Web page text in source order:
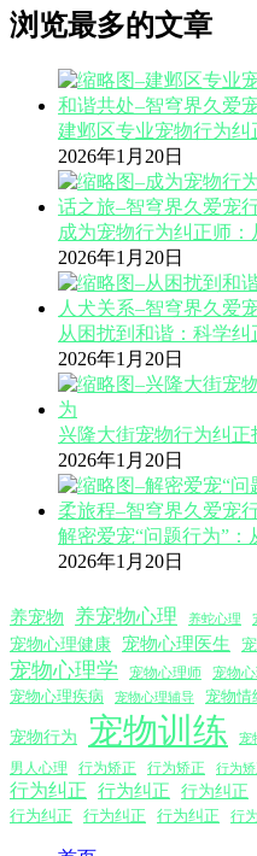
浏览最多的文章
建邺区专业宠物行为
2026年1月20日
成为宠物行为纠正师
2026年1月20日
从困扰到和谐：科学
2026年1月20日
兴隆大街宠物行为纠正
2026年1月20日
解密爱宠“问题行为”
2026年1月20日
养宠物 养宠物心理 养蛇心理
宠物心理健康 宠物心理医生
宠物心理学 宠物心理师 宠物
宠物心理疾病
宠物心理辅导 宠物情
宠物行为 宠物训练 宠
男人心理 行为矫正 行为矫正 行为矫
行为纠正 行为纠正 行为纠正
行为纠正
行为纠正 行为纠正 行